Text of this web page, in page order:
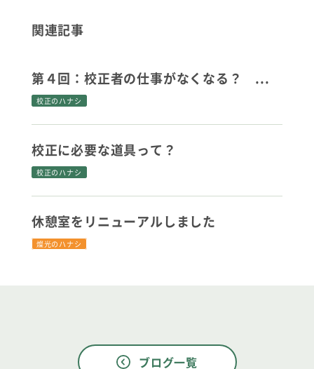
関連記事
第４回：校正者の仕事がなくなる？ ...
校正のハナシ
校正に必要な道具って？
校正のハナシ
休憩室をリニューアルしました
燦光のハナシ
ブログ一覧